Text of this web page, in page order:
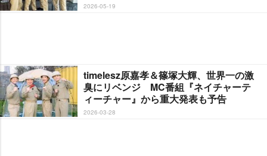
2026-05-19
timelesz原嘉孝＆篠塚大輝、世界一の激
臭にリベンジ MC番組『ネイチャーテ
ィーチャー』から重大発表も予告
2026-03-28